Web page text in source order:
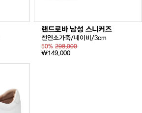
랜드로바 남성 스니커즈
천연소가죽/네이비/3cm
50%298,000
₩149,000